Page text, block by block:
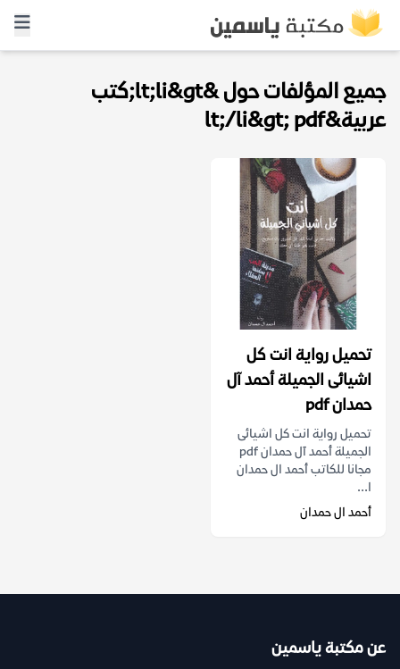
جميع المؤلفات حول &lt;li&gt;كتب
عربية&lt;/li&gt; pdf
تحميل رواية انت كل
اشيائى الجميلة أحمد آل
حمدان pdf
تحميل رواية انت كل اشيائى
الجميلة أحمد آل حمدان pdf
مجانا للكاتب أحمد ال حمدان
ا...
أحمد ال حمدان
عن مكتبة ياسمين